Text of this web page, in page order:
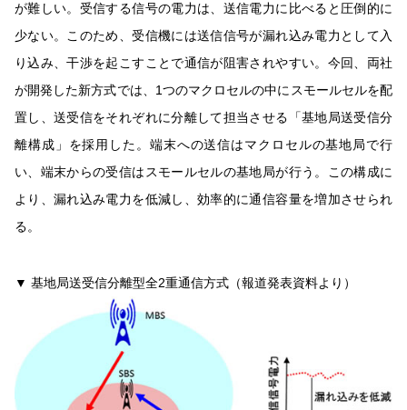
が難しい。受信する信号の電力は、送信電力に比べると圧倒的に
少ない。このため、受信機には送信信号が漏れ込み電力として入
り込み、干渉を起こすことで通信が阻害されやすい。今回、両社
が開発した新方式では、1つのマクロセルの中にスモールセルを配
置し、送受信をそれぞれに分離して担当させる「基地局送受信分
離構成」を採用した。端末への送信はマクロセルの基地局で行
い、端末からの受信はスモールセルの基地局が行う。この構成に
より、漏れ込み電力を低減し、効率的に通信容量を増加させられ
る。
▼ 基地局送受信分離型全2重通信方式（報道発表資料より）